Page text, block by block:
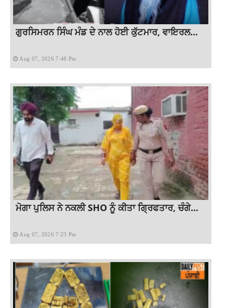
ਗੁਰਸਿਮਰਨ ਸਿੰਘ ਮੰਡ ਦੇ ਨਾਲ ਹੋਈ ਕੁੱਟਮਾਰ, ਵਾਇਰਲ...
Aug 07, 2026 7:48 Pm
ਮੋਗਾ ਪੁਲਿਸ ਨੇ ਨਕਲੀ SHO ਨੂੰ ਕੀਤਾ ਗ੍ਰਿਫਤਾਰ, ਚੰਗੇ...
Aug 07, 2026 7:23 Pm